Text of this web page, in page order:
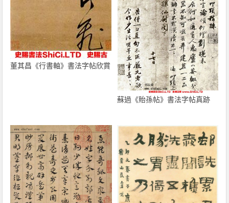
董其昌《行書軸》書法字帖欣賞
蘇過《貽孫帖》書法字帖真跡